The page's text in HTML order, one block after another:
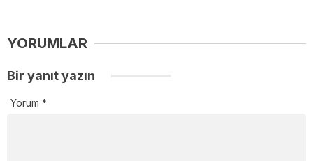
YORUMLAR
Bir yanıt yazın
Yorum *